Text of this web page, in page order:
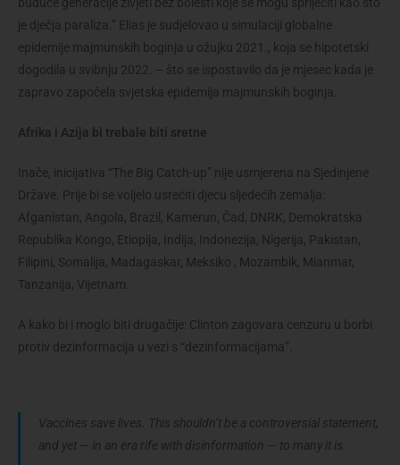
je dječja paraliza.” Elias je sudjelovao u simulaciji globalne
epidemije majmunskih boginja u ožujku 2021., koja se hipotetski
dogodila u svibnju 2022. – što se ispostavilo da je mjesec kada je
zapravo započela svjetska epidemija majmunskih boginja.
Afrika i Azija bi trebale biti sretne
Inače, inicijativa “The Big Catch-up” nije usmjerena na Sjedinjene
Države. Prije bi se voljelo usrećiti djecu sljedećih zemalja:
Afganistan, Angola, Brazil, Kamerun, Čad, DNRK, Demokratska
Republika Kongo, Etiopija, Indija, Indonezija, Nigerija, Pakistan,
Filipini, Somalija, Madagaskar, Meksiko , Mozambik, Mianmar,
Tanzanija, Vijetnam.
A kako bi i moglo biti drugačije: Clinton zagovara cenzuru u borbi
protiv dezinformacija u vezi s “dezinformacijama”.
Vaccines save lives. This shouldn’t be a controversial statement,
and yet — in an era rife with disinformation — to many it is.